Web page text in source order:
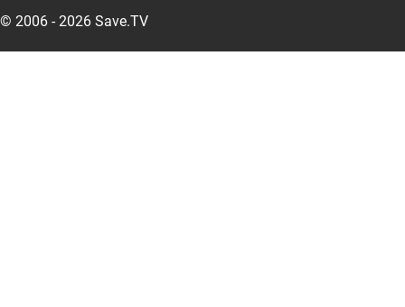
© 2006 - 2026 Save.TV